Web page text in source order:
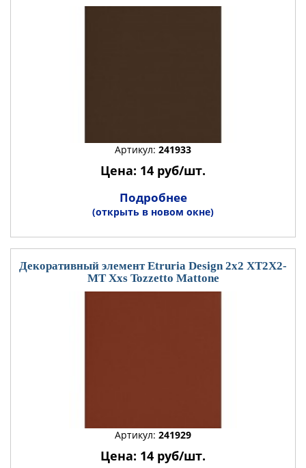
Артикул: 241933
Цена: 14 руб/шт.
Подробнее
(открыть в новом окне)
Декоративный элемент Etruria Design 2x2 XT2X2-
MT Xxs Tozzetto Mattone
Артикул: 241929
Цена: 14 руб/шт.